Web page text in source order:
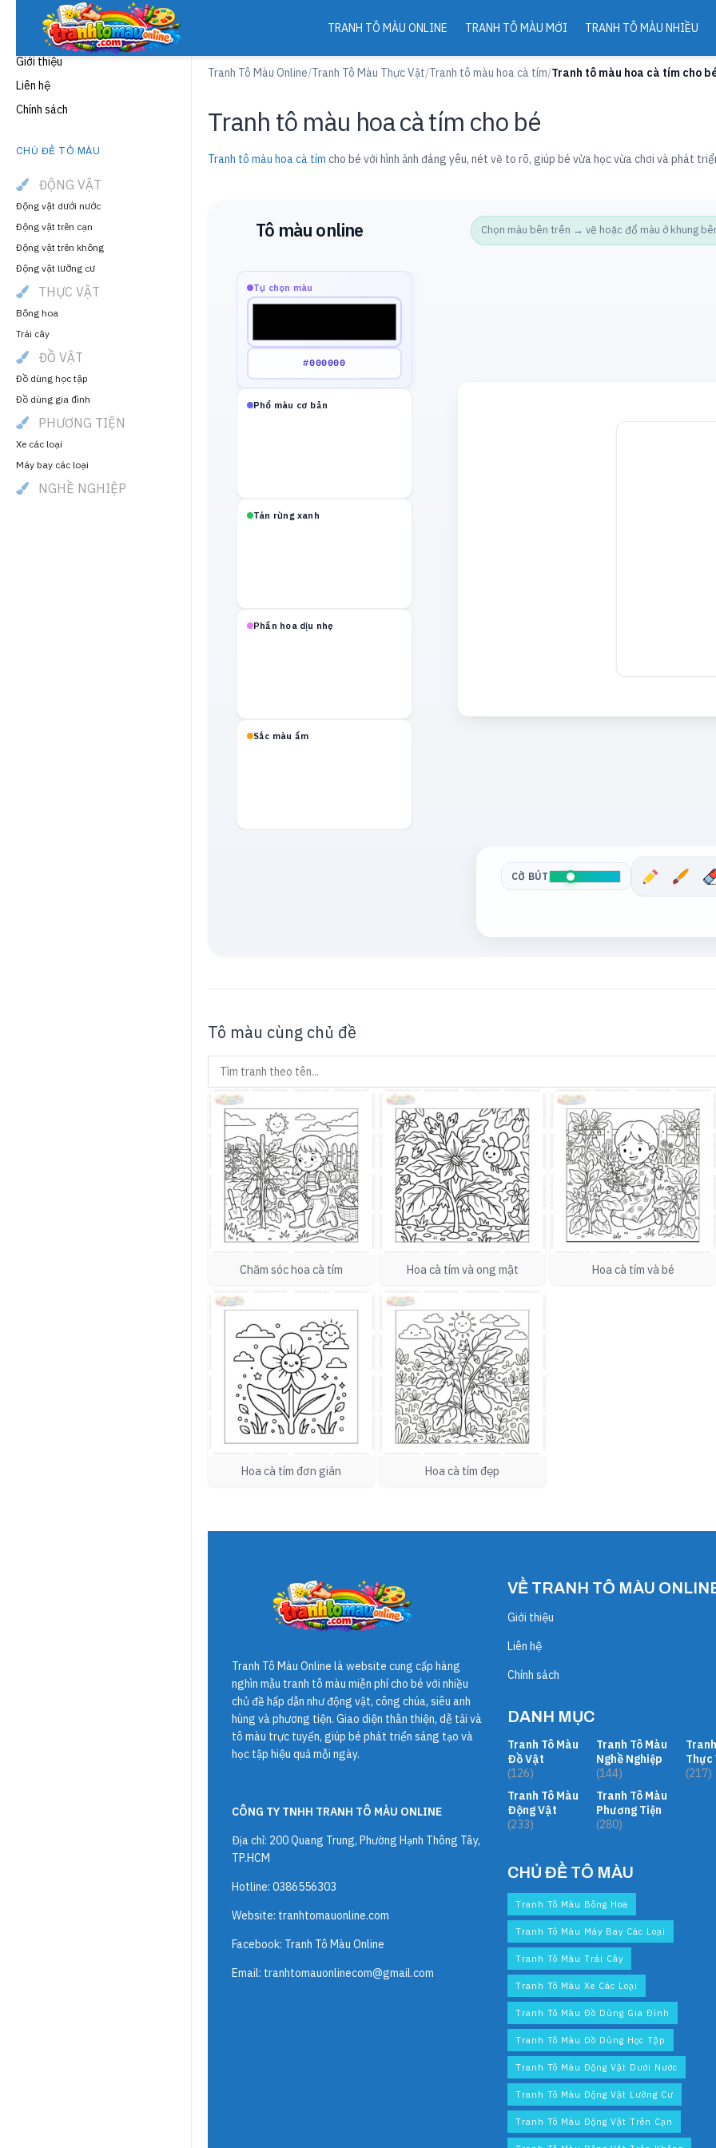
THÔNG TIN
Giới thiệu
Liên hệ
Chính sách
CHỦ ĐỀ TÔ MÀU
ĐỘNG VẬT
Động vật dưới nước
Động vật trên cạn
Động vật trên không
Động vật lưỡng cư
THỰC VẬT
Bông hoa
Trái cây
ĐỒ VẬT
Đồ dùng học tập
Đồ dùng gia đình
PHƯƠNG TIỆN
Xe các loại
Máy bay các loại
NGHỀ NGHIỆP
TRANH TÔ MÀU ONLINE TRANH TÔ MÀU MỚI TRANH TÔ MÀU NHIỀU
Tranh Tô Màu Online/Tranh Tô Màu Thực Vật/Tranh tô màu hoa cà tím/Tranh tô màu hoa cà tím cho
Tranh tô màu hoa cà tím cho bé
Tranh tô màu hoa cà tím cho bé với hình ảnh đáng yêu, nét vẽ to rõ, giúp bé vừa học vừa chơi và phát
Tô màu online Chọn màu bên trên → vẽ hoặc đổ màu ở khung
Tự chọn màu
Phổ màu cơ bản
Tán rừng xanh
Phấn hoa dịu nhẹ
Sắc màu ấm
CỠ BÚT
Tô màu cùng chủ đề
Chăm sóc hoa cà tím Hoa cà tím và ong mật Hoa cà tím và bé
Hoa cà tím đơn giản Hoa cà tím đẹp
Tranh Tô Màu Online là website cung cấp hàng
nghìn mẫu tranh tô màu miễn phí cho bé với nhiều
chủ đề hấp dẫn như động vật, công chúa, siêu anh
hùng và phương tiện. Giao diện thân thiện, dễ tải và
tô màu trực tuyến, giúp bé phát triển sáng tạo và
học tập hiệu quả mỗi ngày.
CÔNG TY TNHH TRANH TÔ MÀU ONLINE
Địa chỉ: 200 Quang Trung, Phường Hạnh Thông Tây,
TP.HCM
Hotline: 0386556303
Website: tranhtomauonline.com
Facebook: Tranh Tô Màu Online
Email: tranhtomauonlinecom@gmail.com
VỀ TRANH TÔ MÀU
Giới thiệu
Liên hệ
Chính sách
DANH MỤC
Tranh Tô Màu
Đồ Vật
(126)
Tranh Tô Màu
Động Vật
(233)
Tranh Tô Màu
Nghề Nghiệp
(144)
Tranh Tô Màu
Phương Tiện
(280)
Thực
(217)
CHỦ ĐỀ TÔ MÀU
Tranh Tô Màu Bông Hoa
Tranh Tô Màu Máy Bay Các Loại
Tranh Tô Màu Trái Cây
Tranh Tô Màu Xe Các Loại
Tranh Tô Màu Đồ Dùng Gia Đình
Tranh Tô Màu Đồ Dùng Học Tập
Tranh Tô Màu Động Vật Dưới Nước
Tranh Tô Màu Động Vật Lưỡng Cư
Tranh Tô Màu Động Vật Trên Cạn